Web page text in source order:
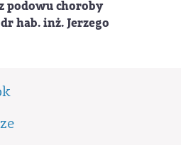
podowu choroby
hab. inż. Jerzego